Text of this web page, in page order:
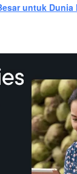
untuk Dunia